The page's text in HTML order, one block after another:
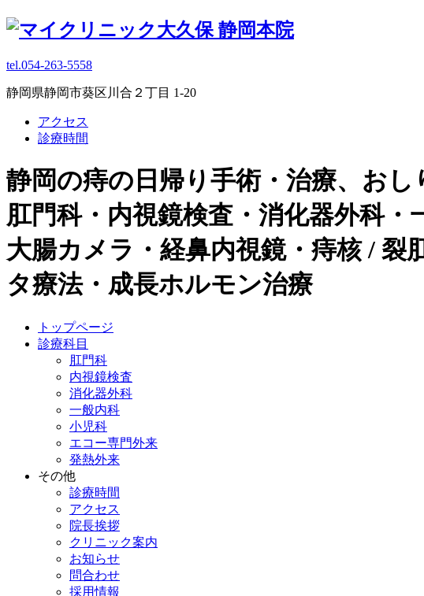
tel.054-263-5558
静岡県静岡市葵区川合２丁目 1-20
アクセス
診療時間
静岡の痔の日帰り手術・治療、お
肛門科・内視鏡検査・消化器外科
大腸カメラ・経鼻内視鏡・痔核 / 裂
タ療法・成長ホルモン治療
トップページ
診療科目
肛門科
内視鏡検査
消化器外科
一般内科
小児科
エコー専門外来
発熱外来
その他
診療時間
アクセス
院長挨拶
クリニック案内
お知らせ
問合わせ
採用情報